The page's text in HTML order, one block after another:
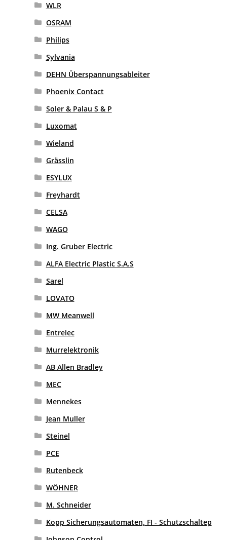
WLR
OSRAM
Philips
Sylvania
DEHN Überspannungsableiter
Phoenix Contact
Soler & Palau S & P
Luxomat
Wieland
Grässlin
ESYLUX
Freyhardt
CELSA
WAGO
Ing. Gruber Electric
ALFA Electric Plastic S.A.S
Sarel
LOVATO
MW Meanwell
Entrelec
Murrelektronik
AB Allen Bradley
MEC
Mennekes
Jean Muller
Steinel
PCE
Rutenbeck
WÖHNER
M. Schneider
Kopp Sicherungsautomaten, FI - Schutzschaltep